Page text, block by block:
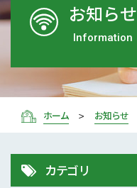
お知らせ
Information
ホーム お知らせ
カテゴリ